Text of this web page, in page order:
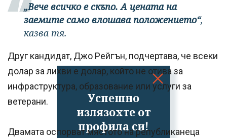
Успешно
излязохте от
профила си!
„Вече всичко е скъпо. А цената на
заемите само влошава положението“,
казва тя.
Друг кандидат, Джо Рейгън, подчертава, че всеки
долар за лихви е долар, който не отива за
инфраструктура, образование или услуги за
ветерани.
Двамата оспорват мястото на републиканеца